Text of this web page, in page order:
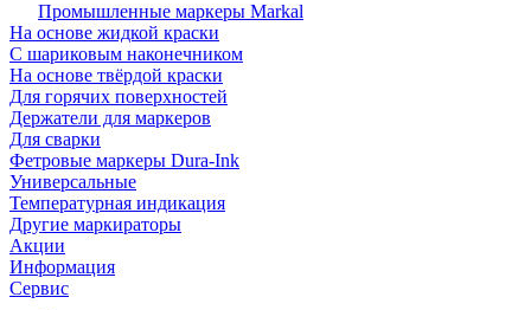
Промышленные маркеры Markal
На основе жидкой краски
С шариковым наконечником
На основе твёрдой краски
Для горячих поверхностей
Держатели для маркеров
Для сварки
Фетровые маркеры Dura-Ink
Универсальные
Температурная индикация
Другие маркираторы
Акции
Информация
Сервис